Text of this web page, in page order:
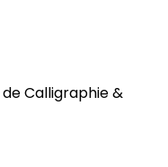
Calligraphie &